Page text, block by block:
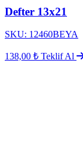
Defter 13x21
SKU: 12460BEYA
138,00 ₺ Teklif Al